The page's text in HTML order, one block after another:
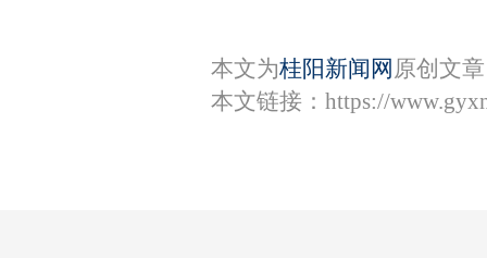
本文为桂阳新闻网 原创文
本文链接： https://